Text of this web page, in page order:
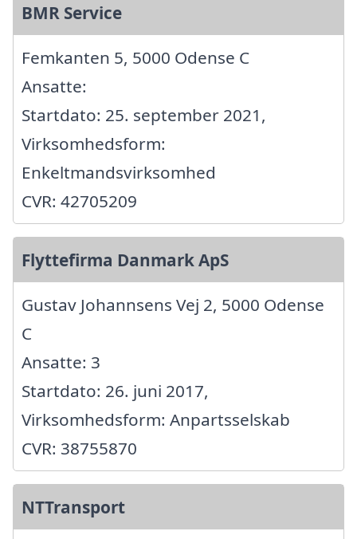
BMR Service
Femkanten 5, 5000 Odense C
Ansatte:
Startdato: 25. september 2021,
Virksomhedsform:
Enkeltmandsvirksomhed
CVR: 42705209
Flyttefirma Danmark ApS
Gustav Johannsens Vej 2, 5000 Odense
C
Ansatte: 3
Startdato: 26. juni 2017,
Virksomhedsform: Anpartsselskab
CVR: 38755870
NTTransport